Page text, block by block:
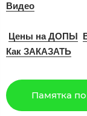
Видео
Цены на ДОПЫ
Как ЗАКАЗАТЬ
Памятка